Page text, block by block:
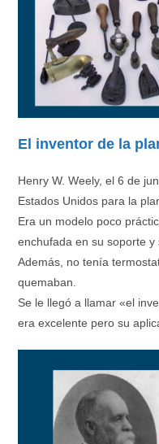
El inventor de la
Henry W. Weely, el 6 de
Estados Unidos para la
Era un modelo poco
enchufada en su soporte y
Además, no tenía
quemaban.
Se le llegó a llamar «el
era excelente pero su